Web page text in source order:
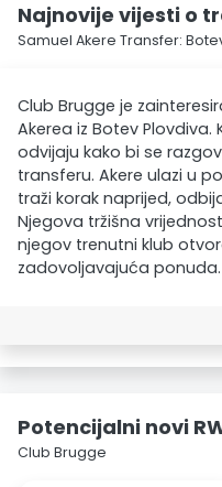
Najnovije vijesti o
Samuel Akere Transfer:
Club Brugge je
Akerea iz Botev
odvijaju kako bi se
transferu. Akere ulazi u
traži korak naprijed,
Njegova tržišna
njegov trenutni klub
zadovoljavajuća ponuda.
Potencijalni novi
Club Brugge